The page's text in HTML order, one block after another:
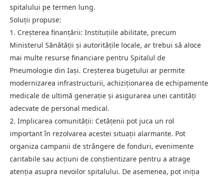
spitalului pe termen lung.
Soluții propuse:
1. Creșterea finanțării: Instituțiile abilitate, precum
Ministerul Sănătății și autoritățile locale, ar trebui să aloce
mai multe resurse financiare pentru Spitalul de
Pneumologie din Iași. Creșterea bugetului ar permite
modernizarea infrastructurii, achiziționarea de echipamente
medicale de ultimă generație și asigurarea unei cantități
adecvate de personal medical.
2. Implicarea comunității: Cetățenii pot juca un rol
important în rezolvarea acestei situații alarmante. Pot
organiza campanii de strângere de fonduri, evenimente
caritabile sau acțiuni de conștientizare pentru a atrage
atenția asupra nevoilor spitalului. De asemenea, pot iniția